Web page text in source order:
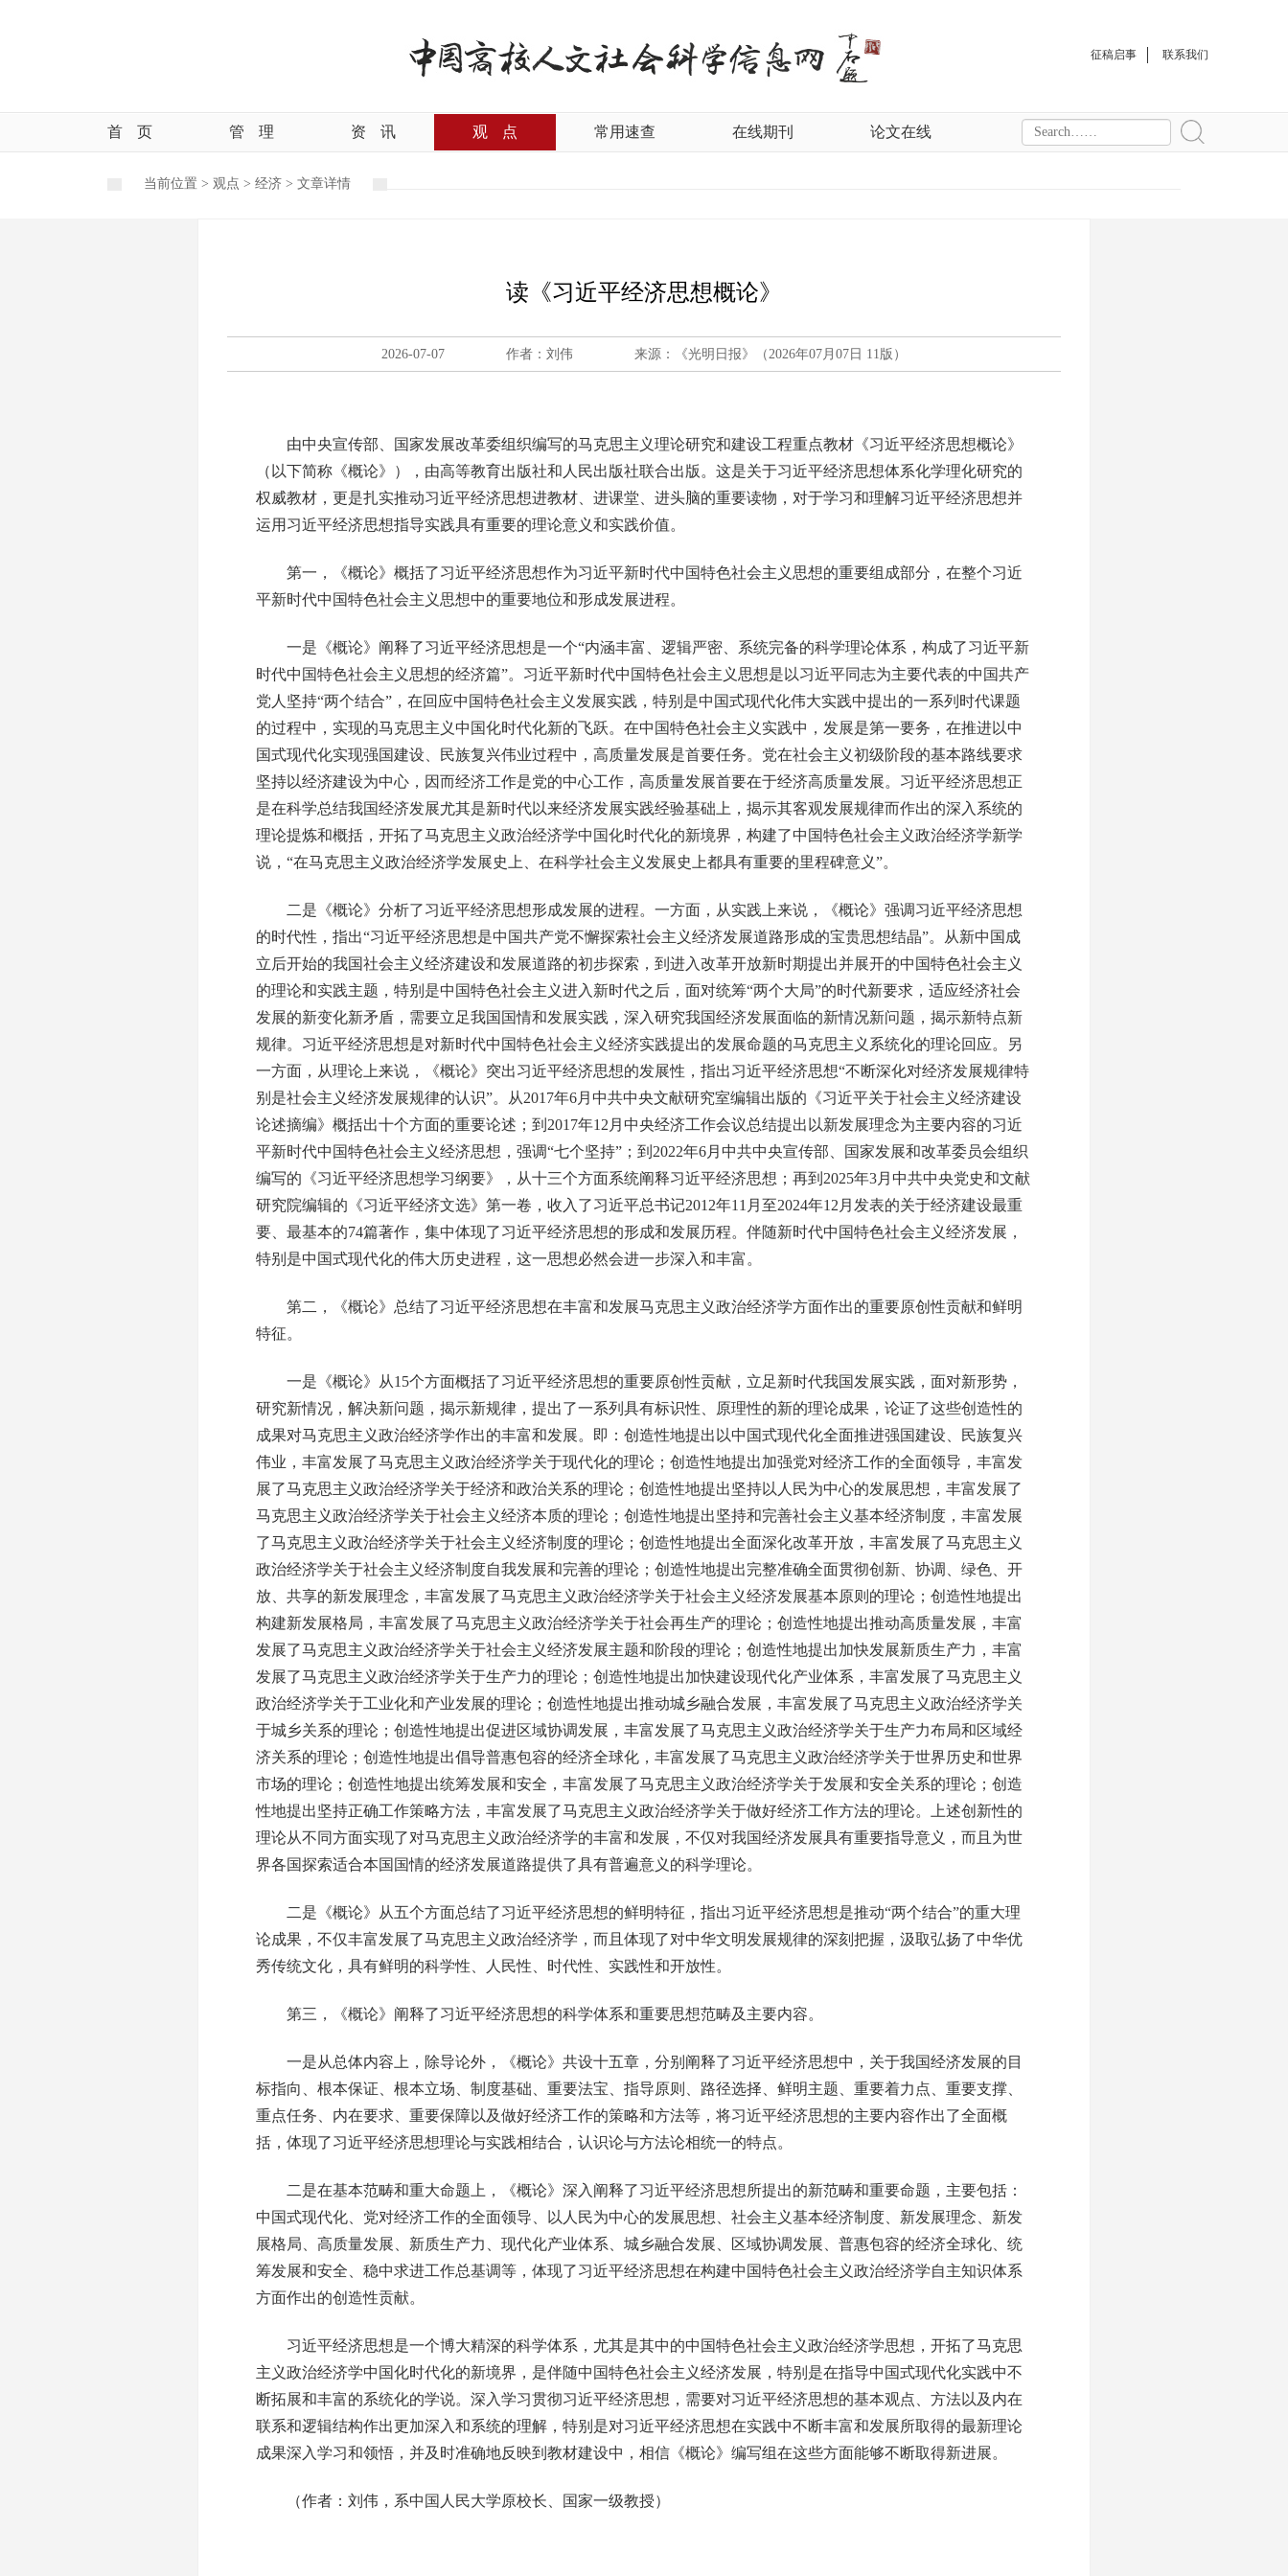
征稿启事 联系我们
首 页 管 理 资 讯 观 点 常用速查 在线期刊 论文在线
当前位置 > 观点 > 经济 > 文章详情
读《习近平经济思想概论》
2026-07-07 作者：刘伟 来源：《光明日报》（2026年07月07日 11版）
由中央宣传部、国家发展改革委组织编写的马克思主义理论研究和建设工程重点教材《习近平经济思想概论》
（以下简称《概论》），由高等教育出版社和人民出版社联合出版。这是关于习近平经济思想体系化学理化研究的
权威教材，更是扎实推动习近平经济思想进教材、进课堂、进头脑的重要读物，对于学习和理解习近平经济思想并
运用习近平经济思想指导实践具有重要的理论意义和实践价值。
第一，《概论》概括了习近平经济思想作为习近平新时代中国特色社会主义思想的重要组成部分，在整个习近
平新时代中国特色社会主义思想中的重要地位和形成发展进程。
一是《概论》阐释了习近平经济思想是一个“内涵丰富、逻辑严密、系统完备的科学理论体系，构成了习近平新
时代中国特色社会主义思想的经济篇”。习近平新时代中国特色社会主义思想是以习近平同志为主要代表的中国共产
党人坚持“两个结合”，在回应中国特色社会主义发展实践，特别是中国式现代化伟大实践中提出的一系列时代课题
的过程中，实现的马克思主义中国化时代化新的飞跃。在中国特色社会主义实践中，发展是第一要务，在推进以中
国式现代化实现强国建设、民族复兴伟业过程中，高质量发展是首要任务。党在社会主义初级阶段的基本路线要求
坚持以经济建设为中心，因而经济工作是党的中心工作，高质量发展首要在于经济高质量发展。习近平经济思想正
是在科学总结我国经济发展尤其是新时代以来经济发展实践经验基础上，揭示其客观发展规律而作出的深入系统的
理论提炼和概括，开拓了马克思主义政治经济学中国化时代化的新境界，构建了中国特色社会主义政治经济学新学
说，“在马克思主义政治经济学发展史上、在科学社会主义发展史上都具有重要的里程碑意义”。
二是《概论》分析了习近平经济思想形成发展的进程。一方面，从实践上来说，《概论》强调习近平经济思想
的时代性，指出“习近平经济思想是中国共产党不懈探索社会主义经济发展道路形成的宝贵思想结晶”。从新中国成
立后开始的我国社会主义经济建设和发展道路的初步探索，到进入改革开放新时期提出并展开的中国特色社会主义
的理论和实践主题，特别是中国特色社会主义进入新时代之后，面对统筹“两个大局”的时代新要求，适应经济社会
发展的新变化新矛盾，需要立足我国国情和发展实践，深入研究我国经济发展面临的新情况新问题，揭示新特点新
规律。习近平经济思想是对新时代中国特色社会主义经济实践提出的发展命题的马克思主义系统化的理论回应。另
一方面，从理论上来说，《概论》突出习近平经济思想的发展性，指出习近平经济思想“不断深化对经济发展规律特
别是社会主义经济发展规律的认识”。从2017年6月中共中央文献研究室编辑出版的《习近平关于社会主义经济建设
论述摘编》概括出十个方面的重要论述；到2017年12月中央经济工作会议总结提出以新发展理念为主要内容的习近
平新时代中国特色社会主义经济思想，强调“七个坚持”；到2022年6月中共中央宣传部、国家发展和改革委员会组织
编写的《习近平经济思想学习纲要》，从十三个方面系统阐释习近平经济思想；再到2025年3月中共中央党史和文献
研究院编辑的《习近平经济文选》第一卷，收入了习近平总书记2012年11月至2024年12月发表的关于经济建设最重
要、最基本的74篇著作，集中体现了习近平经济思想的形成和发展历程。伴随新时代中国特色社会主义经济发展，
特别是中国式现代化的伟大历史进程，这一思想必然会进一步深入和丰富。
第二，《概论》总结了习近平经济思想在丰富和发展马克思主义政治经济学方面作出的重要原创性贡献和鲜明
特征。
一是《概论》从15个方面概括了习近平经济思想的重要原创性贡献，立足新时代我国发展实践，面对新形势，
研究新情况，解决新问题，揭示新规律，提出了一系列具有标识性、原理性的新的理论成果，论证了这些创造性的
成果对马克思主义政治经济学作出的丰富和发展。即：创造性地提出以中国式现代化全面推进强国建设、民族复兴
伟业，丰富发展了马克思主义政治经济学关于现代化的理论；创造性地提出加强党对经济工作的全面领导，丰富发
展了马克思主义政治经济学关于经济和政治关系的理论；创造性地提出坚持以人民为中心的发展思想，丰富发展了
马克思主义政治经济学关于社会主义经济本质的理论；创造性地提出坚持和完善社会主义基本经济制度，丰富发展
了马克思主义政治经济学关于社会主义经济制度的理论；创造性地提出全面深化改革开放，丰富发展了马克思主义
政治经济学关于社会主义经济制度自我发展和完善的理论；创造性地提出完整准确全面贯彻创新、协调、绿色、开
放、共享的新发展理念，丰富发展了马克思主义政治经济学关于社会主义经济发展基本原则的理论；创造性地提出
构建新发展格局，丰富发展了马克思主义政治经济学关于社会再生产的理论；创造性地提出推动高质量发展，丰富
发展了马克思主义政治经济学关于社会主义经济发展主题和阶段的理论；创造性地提出加快发展新质生产力，丰富
发展了马克思主义政治经济学关于生产力的理论；创造性地提出加快建设现代化产业体系，丰富发展了马克思主义
政治经济学关于工业化和产业发展的理论；创造性地提出推动城乡融合发展，丰富发展了马克思主义政治经济学关
于城乡关系的理论；创造性地提出促进区域协调发展，丰富发展了马克思主义政治经济学关于生产力布局和区域经
济关系的理论；创造性地提出倡导普惠包容的经济全球化，丰富发展了马克思主义政治经济学关于世界历史和世界
市场的理论；创造性地提出统筹发展和安全，丰富发展了马克思主义政治经济学关于发展和安全关系的理论；创造
性地提出坚持正确工作策略方法，丰富发展了马克思主义政治经济学关于做好经济工作方法的理论。上述创新性的
理论从不同方面实现了对马克思主义政治经济学的丰富和发展，不仅对我国经济发展具有重要指导意义，而且为世
界各国探索适合本国国情的经济发展道路提供了具有普遍意义的科学理论。
二是《概论》从五个方面总结了习近平经济思想的鲜明特征，指出习近平经济思想是推动“两个结合”的重大理
论成果，不仅丰富发展了马克思主义政治经济学，而且体现了对中华文明发展规律的深刻把握，汲取弘扬了中华优
秀传统文化，具有鲜明的科学性、人民性、时代性、实践性和开放性。
第三，《概论》阐释了习近平经济思想的科学体系和重要思想范畴及主要内容。
一是从总体内容上，除导论外，《概论》共设十五章，分别阐释了习近平经济思想中，关于我国经济发展的目
标指向、根本保证、根本立场、制度基础、重要法宝、指导原则、路径选择、鲜明主题、重要着力点、重要支撑、
重点任务、内在要求、重要保障以及做好经济工作的策略和方法等，将习近平经济思想的主要内容作出了全面概
括，体现了习近平经济思想理论与实践相结合，认识论与方法论相统一的特点。
二是在基本范畴和重大命题上，《概论》深入阐释了习近平经济思想所提出的新范畴和重要命题，主要包括：
中国式现代化、党对经济工作的全面领导、以人民为中心的发展思想、社会主义基本经济制度、新发展理念、新发
展格局、高质量发展、新质生产力、现代化产业体系、城乡融合发展、区域协调发展、普惠包容的经济全球化、统
筹发展和安全、稳中求进工作总基调等，体现了习近平经济思想在构建中国特色社会主义政治经济学自主知识体系
方面作出的创造性贡献。
习近平经济思想是一个博大精深的科学体系，尤其是其中的中国特色社会主义政治经济学思想，开拓了马克思
主义政治经济学中国化时代化的新境界，是伴随中国特色社会主义经济发展，特别是在指导中国式现代化实践中不
断拓展和丰富的系统化的学说。深入学习贯彻习近平经济思想，需要对习近平经济思想的基本观点、方法以及内在
联系和逻辑结构作出更加深入和系统的理解，特别是对习近平经济思想在实践中不断丰富和发展所取得的最新理论
成果深入学习和领悟，并及时准确地反映到教材建设中，相信《概论》编写组在这些方面能够不断取得新进展。
（作者：刘伟，系中国人民大学原校长、国家一级教授）